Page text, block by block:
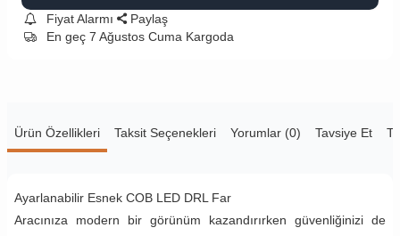
Fiyat Alarmı
Paylaş
En geç 7 Ağustos Cuma Kargoda
Ürün Özellikleri Taksit Seçenekleri Yorumlar (0) Tavsiye Et
Ayarlanabilir Esnek COB LED DRL Far
Aracınıza modern bir görünüm kazandırırken güvenliğinizi de